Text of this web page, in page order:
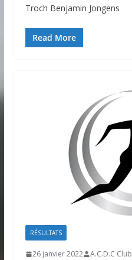
Troch Benjamin Jongens
Read More
RÉSULTATS
26 janvier 2022 A.C.D.C Club